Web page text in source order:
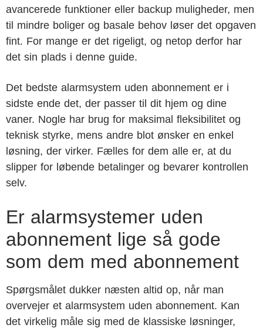
avancerede funktioner eller backup muligheder, men
til mindre boliger og basale behov løser det opgaven
fint. For mange er det rigeligt, og netop derfor har
det sin plads i denne guide.
Det bedste alarmsystem uden abonnement er i
sidste ende det, der passer til dit hjem og dine
vaner. Nogle har brug for maksimal fleksibilitet og
teknisk styrke, mens andre blot ønsker en enkel
løsning, der virker. Fælles for dem alle er, at du
slipper for løbende betalinger og bevarer kontrollen
selv.
Er alarmsystemer uden
abonnement lige så gode
som dem med abonnement
Spørgsmålet dukker næsten altid op, når man
overvejer et alarmsystem uden abonnement. Kan
det virkelig måle sig med de klassiske løsninger,